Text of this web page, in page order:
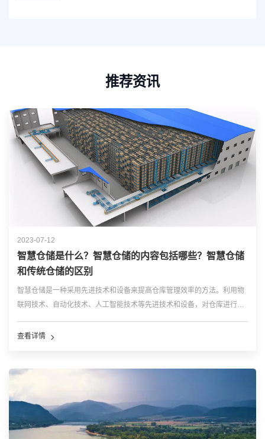
推荐资讯
2023-07-12
智慧仓储是什么？智慧仓储的内容包括哪些？智慧仓储
和传统仓储的区别
智慧仓储是一种采用先进技术和设备来提高仓库管理效率的方法。利用物
联网技术、自动化技术、人工智能技术等先进技术和设备，对仓库进行智
库管理效率、降低成本、提高准确性、增强安全性和实现信息共享。 智
查看详情